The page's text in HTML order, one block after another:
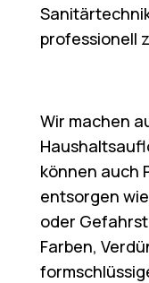
professionell
Wir machen
können auch
entsorgen
oder
Farben,